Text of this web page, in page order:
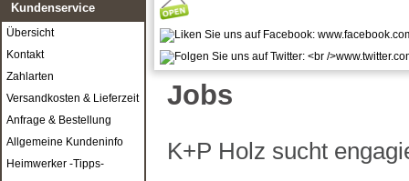
Jobs
K+P Holz sucht
Kundenservice
Übersicht
Kontakt
Zahlarten
Versandkosten & Lieferzeit
Anfrage & Bestellung
Allgemeine Kundeninfo
Heimwerker -Tipps-